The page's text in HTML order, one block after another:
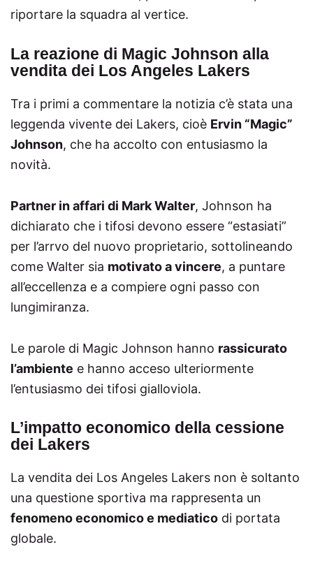
riportare la squadra al vertice.
La reazione di Magic Johnson alla
vendita dei Los Angeles Lakers
Tra i primi a commentare la notizia c’è stata una
leggenda vivente dei Lakers, cioè Ervin “Magic”
Johnson, che ha accolto con entusiasmo la
novità.
Partner in affari di Mark Walter, Johnson ha
dichiarato che i tifosi devono essere “estasiati”
per l’arrvo del nuovo proprietario, sottolineando
come Walter sia motivato a vincere, a puntare
all’eccellenza e a compiere ogni passo con
lungimiranza.
Le parole di Magic Johnson hanno rassicurato
l’ambiente e hanno acceso ulteriormente
l’entusiasmo dei tifosi gialloviola.
L’impatto economico della cessione
dei Lakers
La vendita dei Los Angeles Lakers non è soltanto
una questione sportiva ma rappresenta un
fenomeno economico e mediatico di portata
globale.